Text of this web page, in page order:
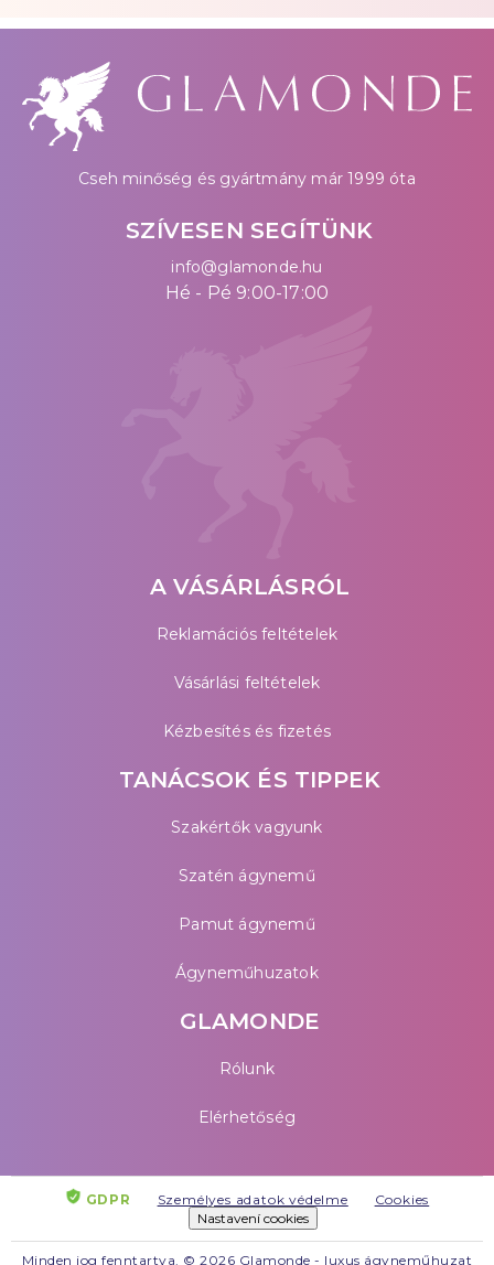
Cseh minőség és gyártmány már 1999 óta
SZÍVESEN SEGÍTÜNK
info@glamonde.hu
Hé - Pé 9:00-17:00
A VÁSÁRLÁSRÓL
Reklamációs feltételek
Vásárlási feltételek
Kézbesítés és fizetés
TANÁCSOK ÉS TIPPEK
Szakértők vagyunk
Szatén ágynemű
Pamut ágynemű
Ágyneműhuzatok
GLAMONDE
Rólunk
Elérhetőség
GDPR Személyes adatok védelme
Cookies
Nastavení cookies
Minden jog fenntartva. © 2026 Glamonde - luxus ágyneműhuzat